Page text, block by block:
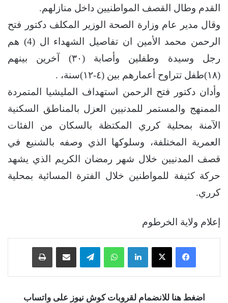
القدم وطال القصف المواطنيين داخل منازلهم.
وقال مدير عام وزارة الصحة الوزير المكلف دكتور فتح
الرحمن محمد الأمين ان تفاصيل الشهداء ال (4) هم
رجل وسيدة وطفلين وأصابة (٣٠) آخرين بينهم
(١٨)طفل تتراوح أعمارهم بين (٤-١٢)سنة، .
وأدان دكتور فتح الرحمن استهداف المليشيا المتمردة
الممنهج والمستمر للمدنيين العزل بالمناطق السكنية
الآمنة بمحلية كرري المكتظة بالسكان من الفئات
العمرية المختلفة، وسلوكها الذي وصفه بالشنيع في
قصف المدنيين خلال شهر رمضان الكريم الذي يشهد
حركة كثيفة للمواطنين خلال الفترة المسائية بمحلية
كرري.
إعلام ولاية الخرطوم
فيسبوك ‫X لينكدإن واتساب تيلقرام
اضغط هنا للانضمام لقروبات كوش نيوز على واتساب